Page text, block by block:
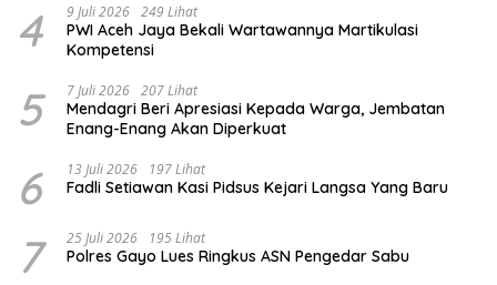
4 9 Juli 2026 249 Lihat
PWI Aceh Jaya Bekali Wartawannya Martikulasi
Kompetensi
5 7 Juli 2026 207 Lihat
Mendagri Beri Apresiasi Kepada Warga, Jembatan
Enang-Enang Akan Diperkuat
6 13 Juli 2026 197 Lihat
Fadli Setiawan Kasi Pidsus Kejari Langsa Yang Baru
7 25 Juli 2026 195 Lihat
Polres Gayo Lues Ringkus ASN Pengedar Sabu